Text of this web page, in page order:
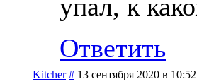
упал, к
Ответить
Kitcher # 13 сентября 2020 в 10:52